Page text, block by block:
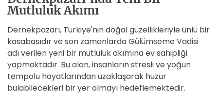
Mutluluk Akımı
Dernekpazarı, Türkiye'nin doğal güzellikleriyle ünlü bir
kasabasıdır ve son zamanlarda Gülümseme Vadisi
adı verilen yeni bir mutluluk akımına ev sahipliği
yapmaktadır. Bu alan, insanların stresli ve yoğun
tempolu hayatlarından uzaklaşarak huzur
bulabilecekleri bir yer olmayı hedeflemektedir.